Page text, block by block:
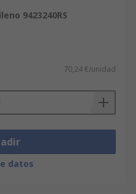
9423240RS
70,24 €/unidad
datos